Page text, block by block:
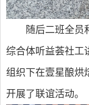
随后二班全员
综合体听益荟社工
组织下在壹星酿烘
开展了联谊活动。